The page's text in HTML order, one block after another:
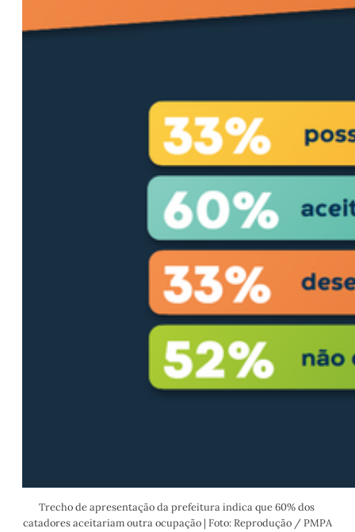
Trecho de apresentação da prefeitura indica que 60% dos
catadores aceitariam outra ocupação | Foto: Reprodução / PMPA